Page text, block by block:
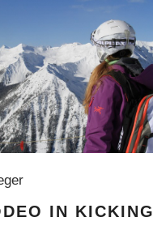
IN KICKING